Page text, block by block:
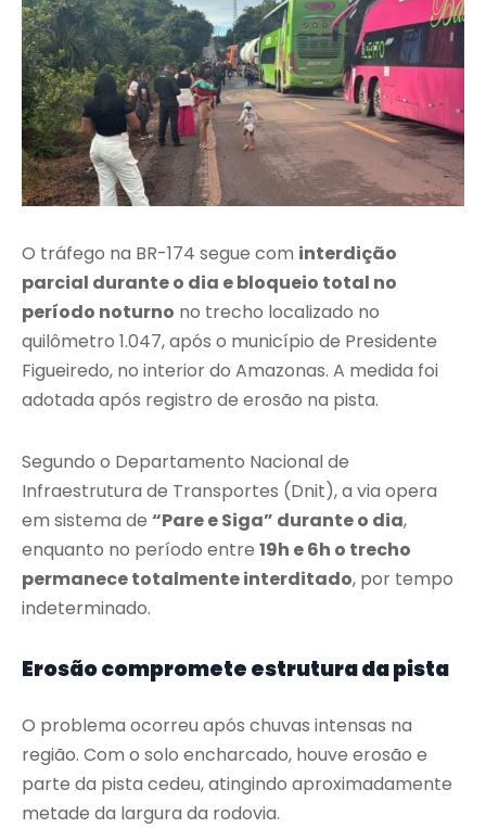
O tráfego na BR-174 segue com interdição
parcial durante o dia e bloqueio total no
período noturno no trecho localizado no
quilômetro 1.047, após o município de Presidente
Figueiredo, no interior do Amazonas. A medida foi
adotada após registro de erosão na pista.
Segundo o Departamento Nacional de
Infraestrutura de Transportes (Dnit), a via opera
em sistema de “Pare e Siga” durante o dia,
enquanto no período entre 19h e 6h o trecho
permanece totalmente interditado, por tempo
indeterminado.
Erosão compromete estrutura da pista
O problema ocorreu após chuvas intensas na
região. Com o solo encharcado, houve erosão e
parte da pista cedeu, atingindo aproximadamente
metade da largura da rodovia.